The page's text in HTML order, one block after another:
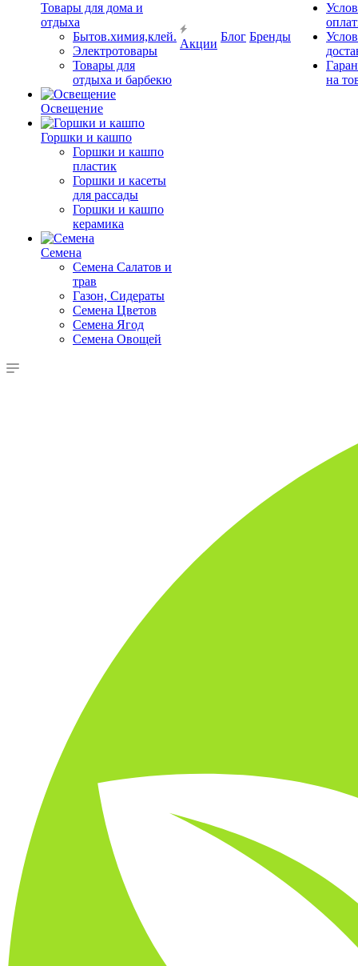
Товары для дома и
отдыха
Бытов.химия,клей.
Электротовары
Товары для
отдыха и барбекю
Освещение
Горшки и кашпо
Горшки и кашпо
пластик
Горшки и касеты
для рассады
Горшки и кашпо
керамика
Семена
Семена Салатов и
трав
Газон, Сидераты
Семена Цветов
Семена Ягод
Семена Овощей
Акции
Блог Бренды
на